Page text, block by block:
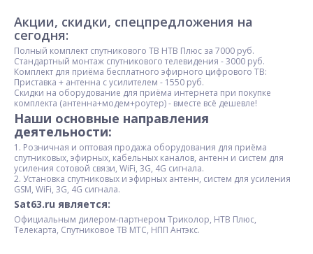
Акции, скидки, спецпредложения на
сегодня:
Полный комплект спутникового ТВ НТВ Плюс за 7000 руб.
Стандартный монтаж спутникового телевидения - 3000 руб.
Комплект для приёма бесплатного эфирного цифрового ТВ:
Приставка + антенна с усилителем - 1550 руб.
Скидки на оборудование для приёма интернета при покупке
комплекта (антенна+модем+роутер) - вместе всё дешевле!
Наши основныe направления
деятельности:
1. Розничная и оптовая продажа оборудования для приёма
спутниковых, эфирных, кабельных каналов, антенн и систем для
усиления сотовой связи, WiFi, 3G, 4G сигнала.
2. Установка спутниковых и эфирных антенн, систем для усиления
GSM, WiFi, 3G, 4G сигнала.
Sat63.ru является:
Официальным дилером-партнером Триколор, НТВ Плюс,
Телекарта, Спутниковое ТВ МТС, НПП Антэкс.